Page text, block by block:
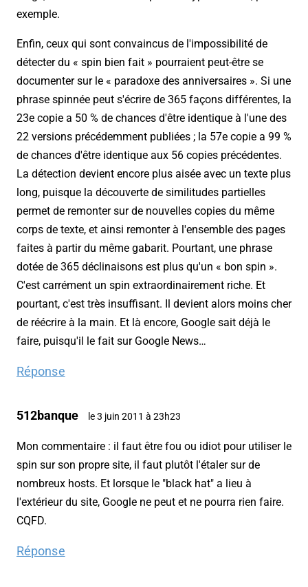
exemple.
Enfin, ceux qui sont convaincus de l'impossibilité de
détecter du « spin bien fait » pourraient peut-être se
documenter sur le « paradoxe des anniversaires ». Si une
phrase spinnée peut s'écrire de 365 façons différentes, la
23e copie a 50 % de chances d'être identique à l'une des
22 versions précédemment publiées ; la 57e copie a 99 %
de chances d'être identique aux 56 copies précédentes.
La détection devient encore plus aisée avec un texte plus
long, puisque la découverte de similitudes partielles
permet de remonter sur de nouvelles copies du même
corps de texte, et ainsi remonter à l'ensemble des pages
faites à partir du même gabarit. Pourtant, une phrase
dotée de 365 déclinaisons est plus qu'un « bon spin ».
C'est carrément un spin extraordinairement riche. Et
pourtant, c'est très insuffisant. Il devient alors moins cher
de réécrire à la main. Et là encore, Google sait déjà le
faire, puisqu'il le fait sur Google News…
Réponse
512banque le 3 juin 2011 à 23h23
Mon commentaire : il faut être fou ou idiot pour utiliser le
spin sur son propre site, il faut plutôt l'étaler sur de
nombreux hosts. Et lorsque le "black hat" a lieu à
l'extérieur du site, Google ne peut et ne pourra rien faire.
CQFD.
Réponse